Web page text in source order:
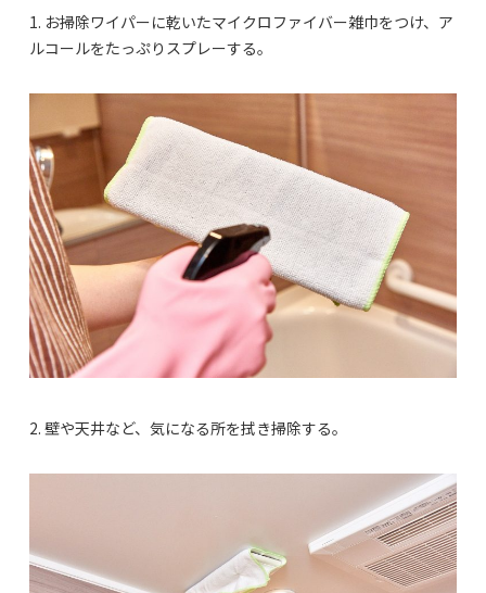
1. お掃除ワイパーに乾いたマイクロファイバー雑巾をつけ、ア
ルコールをたっぷりスプレーする。
2. 壁や天井など、気になる所を拭き掃除する。